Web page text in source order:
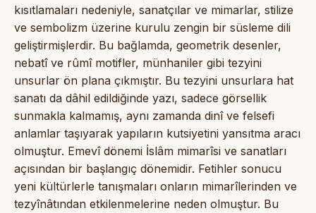
kısıtlamaları nedeniyle, sanatçılar ve mimarlar, stilize
ve sembolizm üzerine kurulu zengin bir süsleme dili
geliştirmişlerdir. Bu bağlamda, geometrik desenler,
nebatî ve rûmî motifler, münhaniler gibi tezyini
unsurlar ön plana çıkmıştır. Bu tezyini unsurlara hat
sanatı da dâhil edildiğinde yazı, sadece görsellik
sunmakla kalmamış, aynı zamanda dinî ve felsefi
anlamlar taşıyarak yapıların kutsiyetini yansıtma aracı
olmuştur. Emevî dönemi İslâm mimarîsi ve sanatları
açısından bir başlangıç dönemidir. Fetihler sonucu
yeni kültürlerle tanışmaları onların mimarîlerinden ve
tezyînâtından etkilenmelerine neden olmuştur. Bu